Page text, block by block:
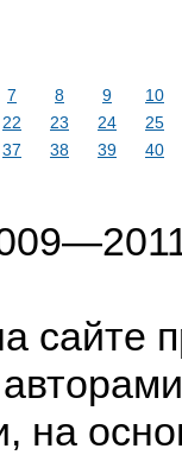
7 8 9
10
22 23 24
25
37 38 39 40
сайте
на